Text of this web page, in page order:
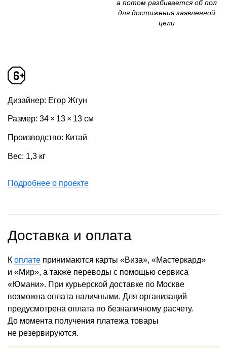
а потом разбивается об пол
для достижения заявленной
цели
Дизайнер: Егор Жгун
Размер: 34 × 13 × 13 см
Производство: Китай
Вес: 1,3 кг
Подробнее о проекте
Доставка и оплата
К оплате принимаются карты «Виза», «Мастеркард»
и «Мир», а также переводы с помощью сервиса
«Юмани». При курьерской доставке по Москве
возможна оплата наличными. Для организаций
предусмотрена оплата по безналичному расчету.
До момента получения платежа товары
не резервируются.